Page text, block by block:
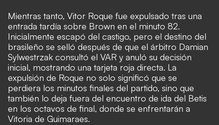
Mientras tanto, Vitor Roque fue expulsado tras una
entrada tardía sobre Brown en el minuto 82.
Inicialmente escapó del castigo, pero el destino del
brasileño se selló después de que el árbitro Damian
Sylwestrzak consultó el VAR y anuló su decisión
inicial, mostrando una tarjeta roja directa. La
expulsión de Roque no solo significó que se
perdiera los minutos finales del partido, sino que
también lo deja fuera del encuentro de ida del Betis
en los octavos de final, donde se enfrentarán a
Vitoria de Guimaraes.